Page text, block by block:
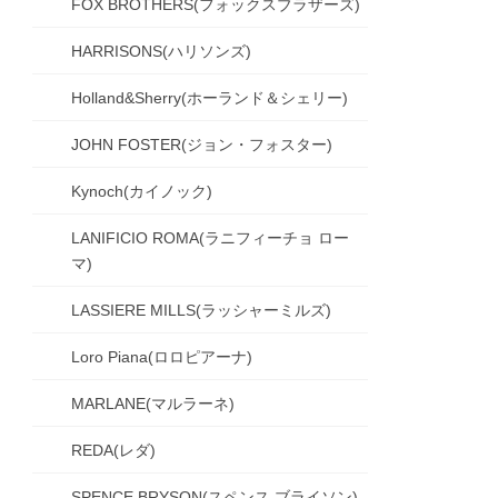
FOX BROTHERS(フォックスブラザーズ)
HARRISONS(ハリソンズ)
Holland&Sherry(ホーランド＆シェリー)
JOHN FOSTER(ジョン・フォスター)
Kynoch(カイノック)
LANIFICIO ROMA(ラニフィーチョ ロー
マ)
LASSIERE MILLS(ラッシャーミルズ)
Loro Piana(ロロピアーナ)
MARLANE(マルラーネ)
REDA(レダ)